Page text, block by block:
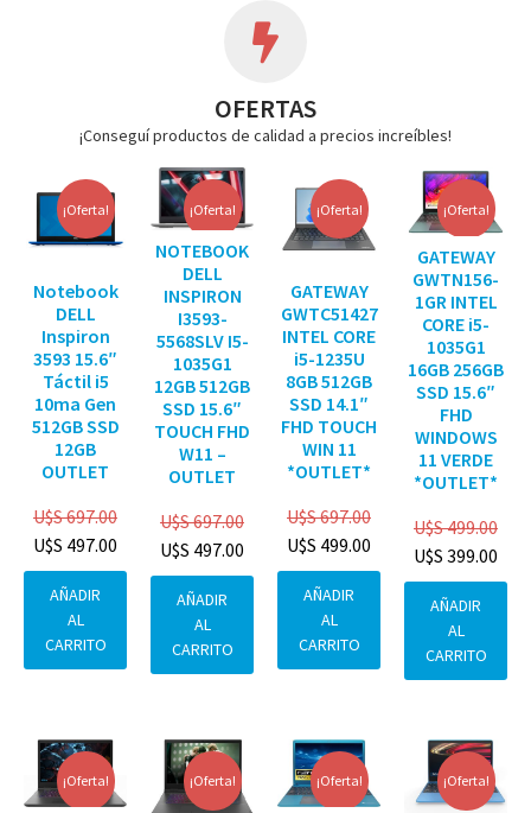
OFERTAS
¡Conseguí productos de calidad a precios increíbles!
¡Oferta!
Notebook
DELL
Inspiron
3593 15.6″
Táctil i5
10ma Gen
512GB SSD
12GB
OUTLET
U$S697.00
U$S 497.00
AÑADIR
AL
CARRITO
¡Oferta!
NOTEBOOK
DELL
INSPIRON
I3593-
5568SLV I5-
1035G1
12GB 512GB
SSD 15.6″
TOUCH FHD
W11 –
OUTLET
U$S697.00
U$S 497.00
AÑADIR
AL
CARRITO
¡Oferta!
GATEWAY
GWTC51427
INTEL CORE
i5-1235U
8GB 512GB
SSD 14.1″
FHD TOUCH
WIN 11
*OUTLET*
U$S697.00
U$S 499.00
AÑADIR
AL
CARRITO
¡Oferta!
GATEWAY
GWTN156-
1GR INTEL
CORE i5-
1035G1
16GB 256GB
SSD 15.6″
FHD
WINDOWS
11 VERDE
*OUTLET*
U$S499.00
U$S 399.00
AÑADIR
AL
CARRITO
¡Oferta! ¡Oferta! ¡Oferta! ¡Oferta!